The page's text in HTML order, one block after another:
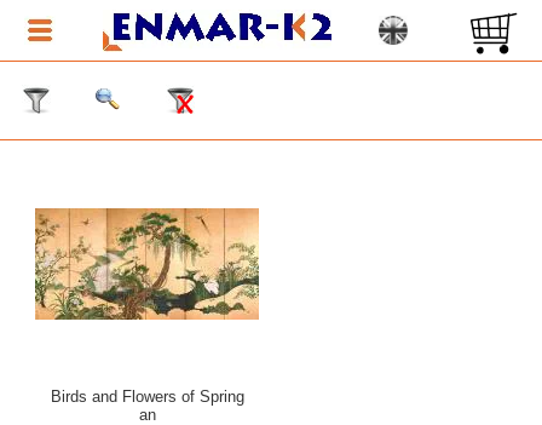
Birds and Flowers of Spring
an